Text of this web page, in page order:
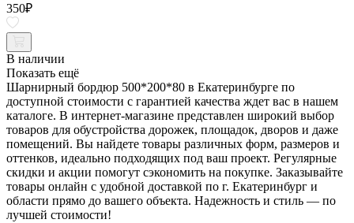
350₽
В наличии
Показать ещё
Шарнирный бордюр 500*200*80 в Екатеринбурге по
доступной стоимости с гарантией качества ждет вас в нашем
каталоге. В интернет-магазине представлен широкий выбор
товаров для обустройства дорожек, площадок, дворов и даже
помещений. Вы найдете товары различных форм, размеров и
оттенков, идеально подходящих под ваш проект. Регулярные
скидки и акции помогут сэкономить на покупке. Заказывайте
товары онлайн с удобной доставкой по г. Екатеринбург и
области прямо до вашего объекта. Надежность и стиль — по
лучшей стоимости!